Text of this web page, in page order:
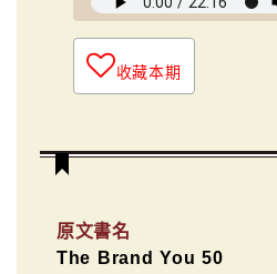
收藏本期
原文書名
The Brand You 50